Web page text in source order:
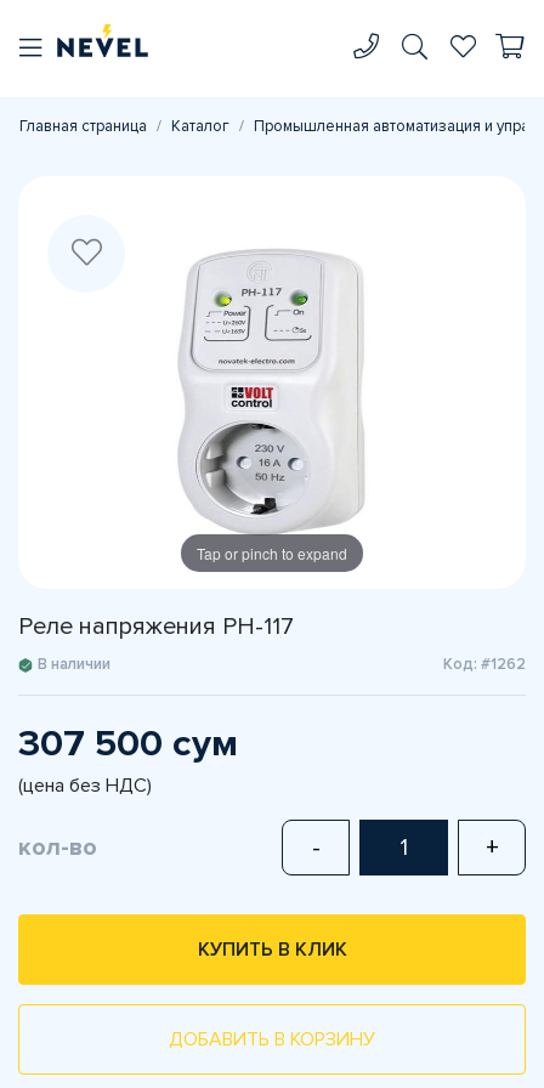
Главная страница Каталог Промышленная автоматизация и
Tap or pinch to expand
Реле напряжения РН-117
В наличии Код: #1262
307 500 сум
(цена без НДС)
кол-во - +
КУПИТЬ В КЛИК
ДОБАВИТЬ В КОРЗИНУ